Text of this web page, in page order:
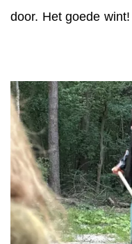
door. Het goede wint!